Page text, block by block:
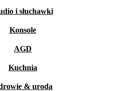
i słuchawki
Konsole
AGD
Kuchnia
& uroda